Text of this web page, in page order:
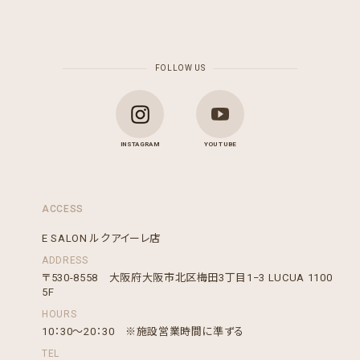
FOLLOW US
INSTAGRAM YOU TUBE
ACCESS
E SALON ルクアイーレ店
ADDRESS
〒530-8558 大阪府大阪市北区梅田3丁目1−3 LUCUA 1100
5F
HOURS
10：30～20：30 ※施設営業時間に準ずる
TEL